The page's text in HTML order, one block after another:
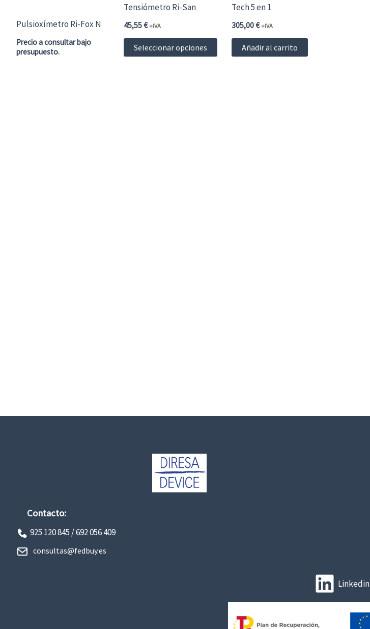
Pulsioxímetro Ri-Fox N
Precio a consultar bajo
presupuesto.
Tensiómetro Ri-San
45,55€ +IVA
Seleccionar opciones
Este
producto
Tech 5 en 1
305,00€ +IVA
Añadir al carrito
Contacto:
925 120 845 /692 056 409
consultas@fedbuy.es
Linkedin